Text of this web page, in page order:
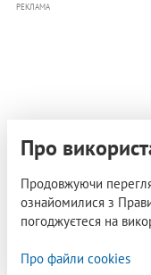
РЕКЛАМА
Про
Продовжуючи
ознайомилися з
погоджуєтеся на
Про файли cookies